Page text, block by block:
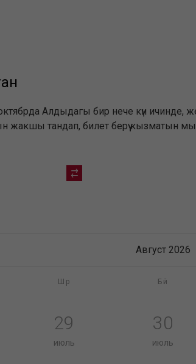
Алдыдагы бир нече күн ичинде, же
жакшы тандап, билет берүү кызматын
Август 2026
Шр Бй
29
июль
30
июль